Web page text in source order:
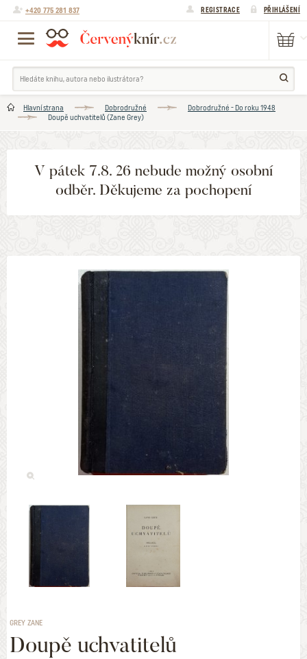
+420 775 281 837 REGISTRACE PŘIHLÁŠENÍ
Hlavní strana Dobrodružné
Dobrodružné - Do roku 1948
Doupě uchvatitelů (Zane Grey)
V pátek 7.8. 26 nebude možný osobní
odběr. Děkujeme za pochopení
GREY ZANE
Doupě uchvatitelů